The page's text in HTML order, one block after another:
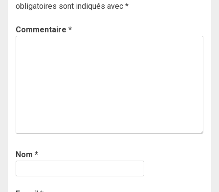
obligatoires sont indiqués avec *
Commentaire *
Nom *